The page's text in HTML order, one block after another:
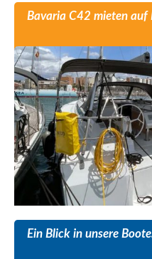
Bavaria C42 mieten auf
Ein Blick in unsere